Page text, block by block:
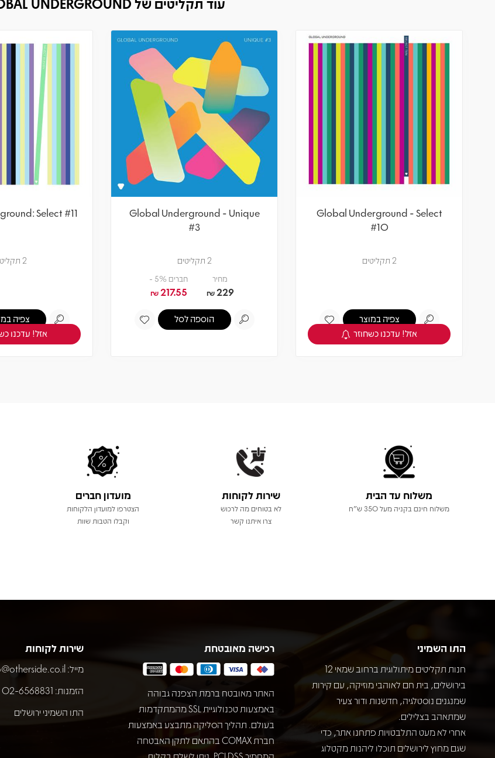
Global Underground - Select
#10
2 תקליטים
צפיה במוצר
אזל! עדכנו כשחוזר
Global Underground - Unique
#3
2 תקליטים
מחיר
229
₪
חברים 5% -
217.55
₪
הוספה לסל
Select #11
2 תקליטים
צפיה
אזל! עדכנו
משלוח עד הבית
משלוח חינם בקניה מעל 350 ש"ח
שירות לקוחות
לא בטוחים מה לרכוש
צרו איתנו קשר
מועדון חברים
הצטרפו למועדון הלקוחות
וקבלו הטבות שוות
התו השמיני
חנות תקליטים מיתולוגית ברחוב שמאי 12
בירושלים, בית חם לאוהבי מוזיקה, עם קירות
שמנגנים נוסטלגיה, חדשנות ודור צעיר
שמתאהב בצלילים.
אחרי לא מעט התלבטויות פתחנו אתר, כדי
שגם מחוץ לירושלים תוכלו ליהנות מקטלוג
רכישה מאובטחת
האתר מאובטח ברמת הצפנה גבוהה
באמצעות טכנולוגיית SSL מהמתקדמות
בעולם. תהליך הסליקה מתבצע באמצעות
חברת COMAX בהתאם לתקן האבטחה
שירות לקוחות
מייל:
הזמנות: 02-6568831
התו השמיני ירושלים